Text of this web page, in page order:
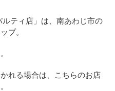
ルティ店」は、南あわじ市の
プ。
れる場合は、こちらのお店